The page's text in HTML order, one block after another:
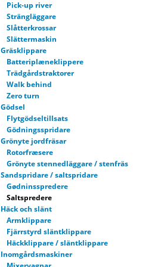
Pick-up river
Strängläggare
Slåtterkrossar
Slättermaskin
Gräsklippare
Batteriplæneklippere
Trädgårdstraktorer
Walk behind
Zero turn
Gödsel
Flytgödseltillsats
Gödningsspridare
Grönyte jordfräsar
Rotorfræsere
Grönyte stennedläggare / stenfräs
Sandspridare / saltspridare
Gødninsspredere
Saltspredere
Häck och slänt
Armklippare
Fjärrstyrd släntklippare
Häckklippare / släntklippare
Inomgårdsmaskiner